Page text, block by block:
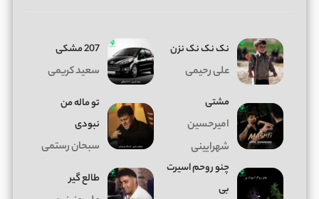
نک نک نک نزن
علی رحیمی
207 مشکی
سعید کریمی
مشتی
امیرحسین
شهرایینی
تو ماله من
نبودی
سبحان رستمی
چنو روحم اسیرت
بی
طالع گیر